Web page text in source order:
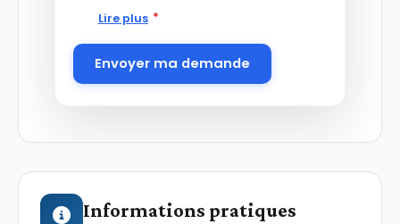
Lire plus *
Envoyer ma demande
Informations pratiques